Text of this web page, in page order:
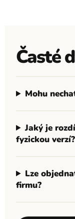
Časté
Mohu
Jaký je
fyzickou verzí?
Lze
firmu?